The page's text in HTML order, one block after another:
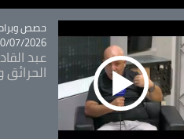
Catégorie
حصص
07/2026 - 09:49
عبد